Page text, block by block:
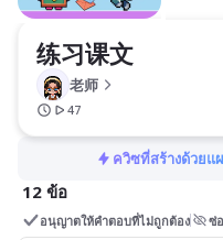
练习课文
老师
47
ควิซที่สร้างด้วยแ
12 ข้อ
อนุญาตให้คำตอบที่ไม่ถูกต้อง ซ่